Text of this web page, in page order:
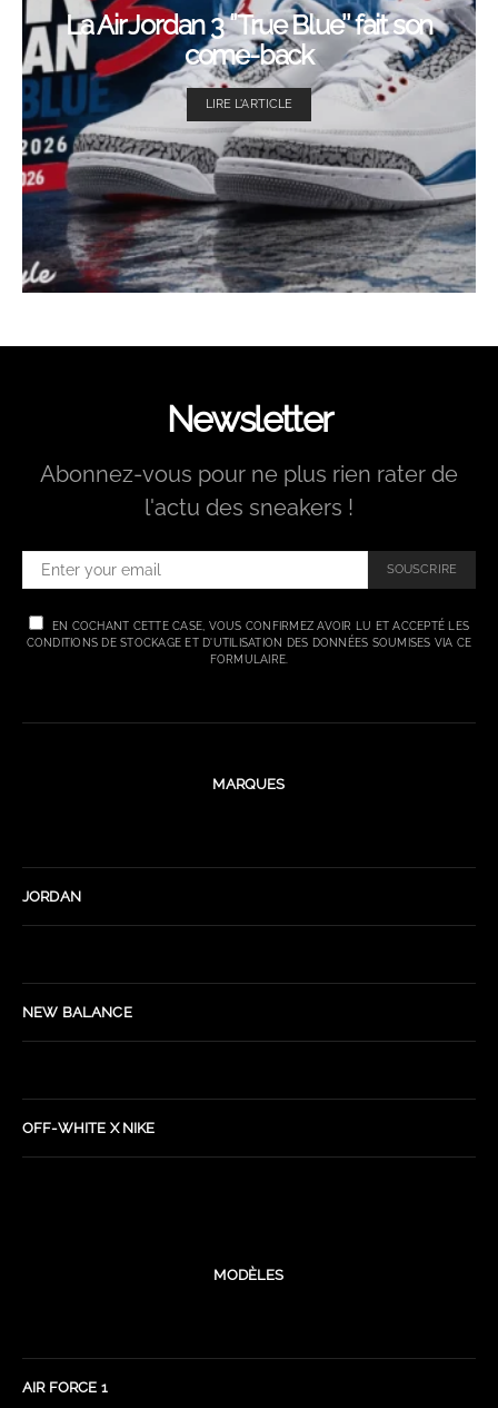
La Air Jordan 3 ‘’True Blue’’ fait son
come-back
LIRE L'ARTICLE
Newsletter
Abonnez-vous pour ne plus rien rater de
l'actu des sneakers !
SOUSCRIRE
EN COCHANT CETTE CASE, VOUS CONFIRMEZ AVOIR LU ET ACCEPTÉ LES
CONDITIONS DE STOCKAGE ET D'UTILISATION DES DONNÉES SOUMISES VIA CE
FORMULAIRE.
MARQUES
JORDAN
NEW BALANCE
OFF-WHITE X NIKE
MODÈLES
AIR FORCE 1